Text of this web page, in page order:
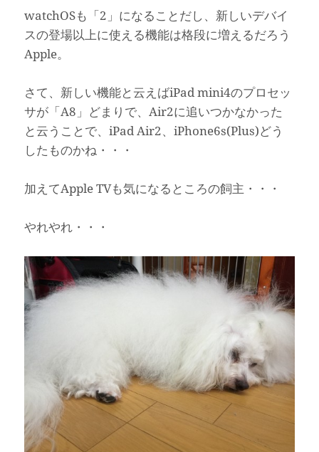
watchOSも「2」になることだし、新しいデバイ
スの登場以上に使える機能は格段に増えるだろう
Apple。
さて、新しい機能と云えばiPad mini4のプロセッ
サが「A8」どまりで、Air2に追いつかなかった
と云うことで、iPad Air2、iPhone6s(Plus)どう
したものかね・・・
加えてApple TVも気になるところの飼主・・・
やれやれ・・・